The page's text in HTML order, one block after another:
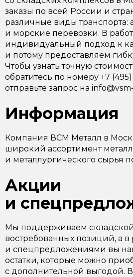
заказы по всей России и
различные виды транспорта:
и морские перевозки. В
индивидуальный подход к
и потому предоставляем
Чтобы узнать точную
обратитесь по номеру +7
отправьте запрос на
Информация
Компания ВСМ Металл в
широкий ассортимент
и металлургического сырья
Акции
и
Мы поддерживаем складской
востребованных позиций, а
и спецпредложениями вы
остатки, которые можно
с дополнительной выгодой.